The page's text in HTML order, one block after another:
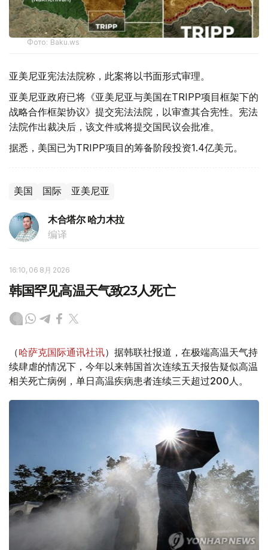
Фото: Baku.ws
亚美尼亚宪法法院称，此案将以书面形式审理。
亚美尼亚政府已将《亚美尼亚与美国在TRIPP项目框架下的
战略合作框架协议》提交宪法法院，以审查其合宪性。宪法
法院作出裁决后，该文件或将提交国民议会批准。
据悉，美国已为TRIPP项目的筹备阶段投资1.4亿美元。
美国 国际 亚美尼亚
木合塔尔 哈力木拉
编译
16:10, 06 8月 2026
韩国罕见高温天气致23人死亡
（哈萨克国际通讯社讯）据韩联社报道，在极端高温天气持
续肆虐的情况下，今年以来韩国首次连续五天报告疑似高温
相关死亡病例，单日高温疾病患者连续三天超过200人。